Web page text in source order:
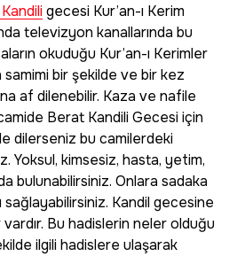
gecesi Kur’an-ı Kerim
televizyon kanallarında bu
okuduğu Kur’an-ı Kerimler
bir şekilde ve bir kez
af dilenebilir. Kaza ve nafile
camide Berat Kandili Gecesi için
dilerseniz bu camilerdeki
Yoksul, kimsesiz, hasta, yetim,
bulunabilirsiniz. Onlara sadaka
sağlayabilirsiniz. Kandil gecesine
Bu hadislerin neler olduğu
ilgili hadislere ulaşarak